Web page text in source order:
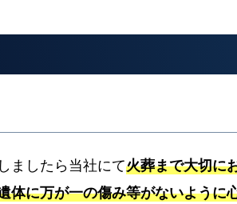
ましたら当社にて火葬まで大切に
体に万が一の傷み等がないように